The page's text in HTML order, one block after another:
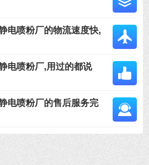
电喷粉厂的物流速度快,
电喷粉厂,用过的都说
电喷粉厂的售后服务完